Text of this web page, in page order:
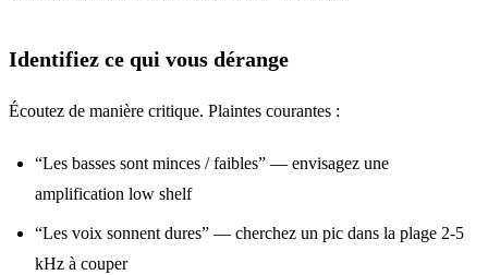
Identifiez ce qui vous dérange
Écoutez de manière critique. Plaintes courantes :
“Les basses sont minces / faibles” — envisagez une
amplification low shelf
“Les voix sonnent dures” — cherchez un pic dans la plage 2-5
kHz à couper